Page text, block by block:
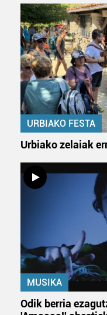
URBIAKO FESTA
Urbiako zelaiak
MUSIKA
Odik berria